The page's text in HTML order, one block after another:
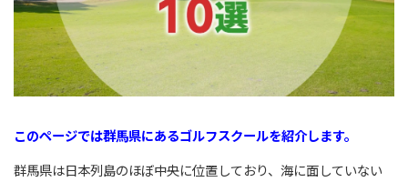
このページでは群馬県にあるゴルフスクールを紹介します。
群馬県は日本列島のほぼ中央に位置しており、海に面していない